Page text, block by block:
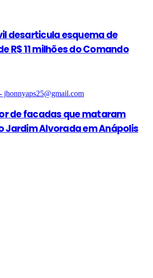
desarticula esquema de
R$ 11 milhões do Comando
de facadas que mataram
Jardim Alvorada em Anápolis